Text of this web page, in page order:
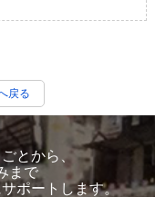
戻る
とから、
まで
ポートします。